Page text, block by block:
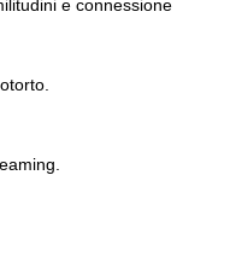
e connessione